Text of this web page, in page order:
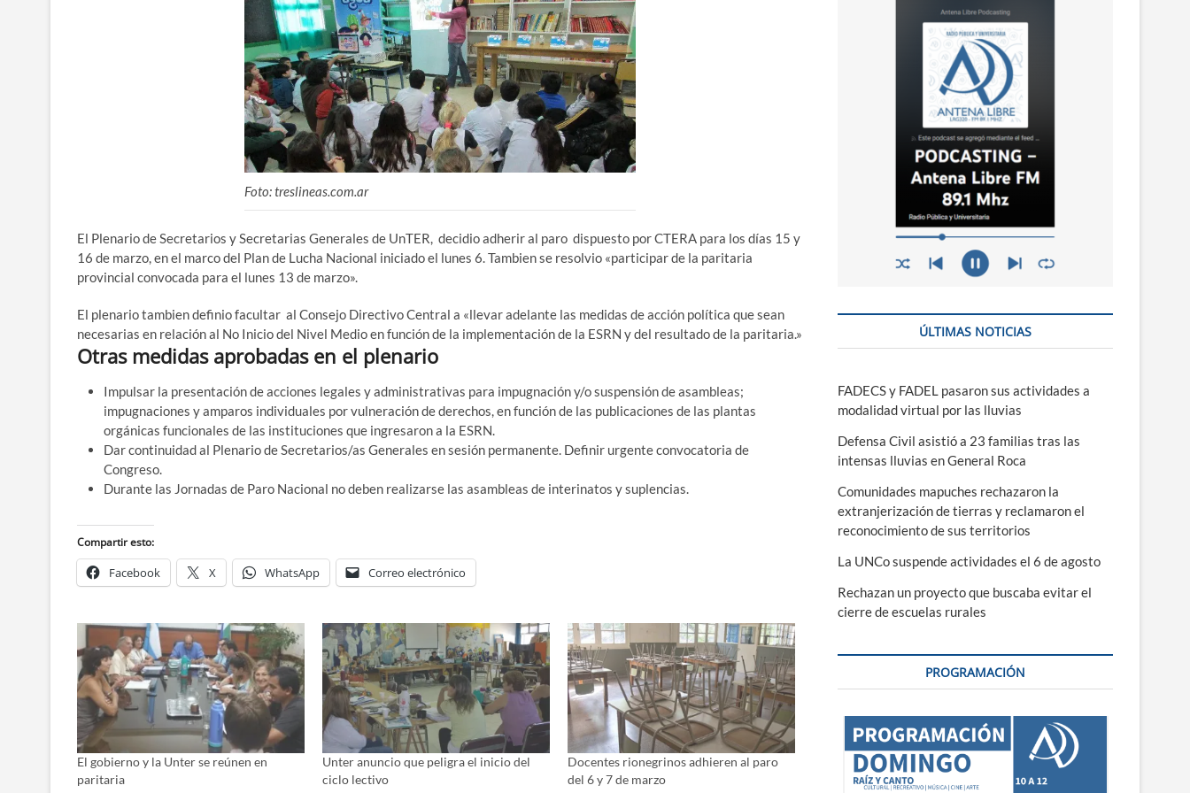
Foto: treslineas.com.ar
El Plenario de Secretarios y Secretarias Generales de UnTER, decidio adherir al paro dispuesto por CTERA para los días 15 y
16 de marzo, en el marco del Plan de Lucha Nacional iniciado el lunes 6. Tambien se resolvio «participar de la paritaria
provincial convocada para el lunes 13 de marzo».
El plenario tambien definio facultar al Consejo Directivo Central a «llevar adelante las medidas de acción política que sean
necesarias en relación al No Inicio del Nivel Medio en función de la implementación de la ESRN y del resultado de la paritaria.»
Otras medidas aprobadas en el plenario
Impulsar la presentación de acciones legales y administrativas para impugnación y/o suspensión de asambleas;
impugnaciones y amparos individuales por vulneración de derechos, en función de las publicaciones de las plantas
orgánicas funcionales de las instituciones que ingresaron a la ESRN.
Dar continuidad al Plenario de Secretarios/as Generales en sesión permanente. Definir urgente convocatoria de
Congreso.
Durante las Jornadas de Paro Nacional no deben realizarse las asambleas de interinatos y suplencias.
Compartir esto:
Facebook X WhatsApp Correo electrónico
El gobierno y la Unter se reúnen en
paritaria
Unter anuncio que peligra el inicio del
ciclo lectivo
Docentes rionegrinos adhieren al paro
del 6 y 7 de marzo
ÚLTIMAS NOTICIAS
FADECS y FADEL pasaron sus actividades a
modalidad virtual por las lluvias
Defensa Civil asistió a 23 familias tras las
intensas lluvias en General Roca
Comunidades mapuches rechazaron la
extranjerización de tierras y reclamaron el
reconocimiento de sus territorios
La UNCo suspende actividades el 6 de agosto
Rechazan un proyecto que buscaba evitar el
cierre de escuelas rurales
PROGRAMACIÓN